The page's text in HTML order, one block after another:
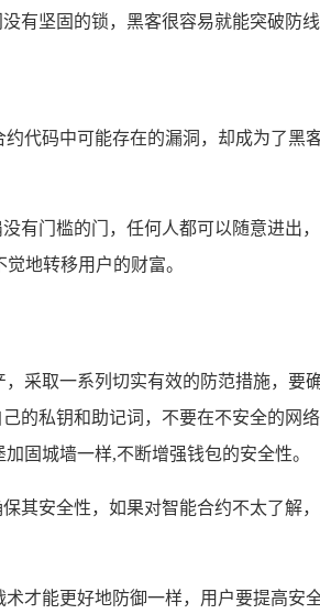
有坚固的锁，黑客很容易就能突破防线
代码中可能存在的漏洞，却成为了
有门槛的门，任何人都可以随意进出
地转移用户的财富。
采取一系列切实有效的防范措施，
的私钥和助记词，不要在不安全的网
固城墙一样,不断增强钱包的安全性。
其安全性，如果对智能合约不太了解
才能更好地防御一样，用户要提高